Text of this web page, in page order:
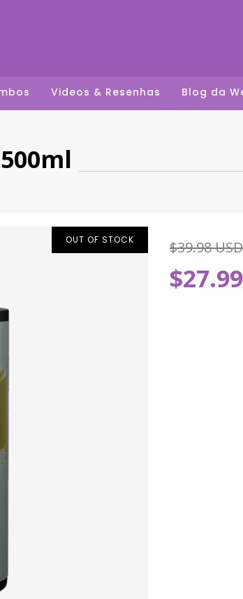
Videos & Resenhas Blog da
OUT OF STOCK $39.98 USD